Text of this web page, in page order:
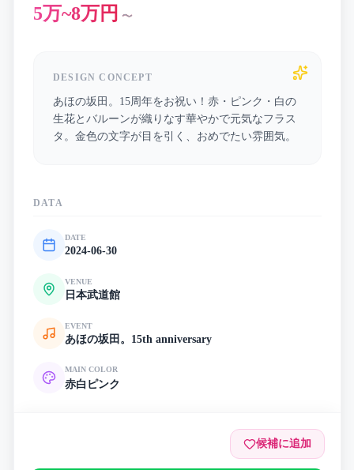
5万~8万円 〜
DESIGN CONCEPT
あほの坂田。15周年をお祝い！赤・ピンク・白の
生花とバルーンが織りなす華やかで元気なフラス
タ。金色の文字が目を引く、おめでたい雰囲気。
DATA
DATE
2024-06-30
VENUE
日本武道館
EVENT
あほの坂田。15th anniversary
MAIN COLOR
赤白 ピンク
候補に追加